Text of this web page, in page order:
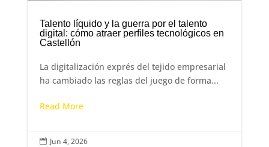
Talento líquido y la guerra por el talento
digital: cómo atraer perfiles tecnológicos en
Castellón
La digitalización exprés del tejido empresarial
ha cambiado las reglas del juego de forma...
Read More
 Jun 4, 2026